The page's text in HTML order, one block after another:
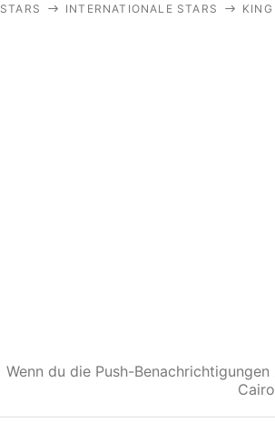
STARS INTERNATIONALE STARS
Wenn du die Push-Benachrichtigungen